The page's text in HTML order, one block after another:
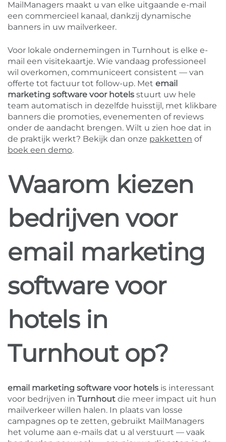
MailManagers maakt u van elke uitgaande e-mail
een commercieel kanaal, dankzij dynamische
banners in uw mailverkeer.
Voor lokale ondernemingen in Turnhout is elke e-
mail een visitekaartje. Wie vandaag professioneel
wil overkomen, communiceert consistent — van
offerte tot factuur tot follow-up. Met email
marketing software voor hotels stuurt uw hele
team automatisch in dezelfde huisstijl, met klikbare
banners die promoties, evenementen of reviews
onder de aandacht brengen. Wilt u zien hoe dat in
de praktijk werkt? Bekijk dan onze pakketten of
boek een demo.
Waarom kiezen
bedrijven voor
email marketing
software voor
hotels in
Turnhout op?
email marketing software voor hotels is interessant
voor bedrijven in Turnhout die meer impact uit hun
mailverkeer willen halen. In plaats van losse
campagnes op te zetten, gebruikt MailManagers
het volume aan e-mails dat u al verstuurt — vaak